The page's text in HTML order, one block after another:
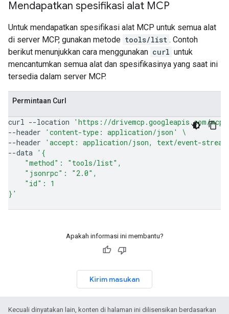
Mendapatkan spesifikasi alat MCP
Untuk mendapatkan spesifikasi alat MCP untuk semua alat
di server MCP, gunakan metode tools/list . Contoh
berikut menunjukkan cara menggunakan curl untuk
mencantumkan semua alat dan spesifikasinya yang saat ini
tersedia dalam server MCP.
Permintaan Curl
curl --location
'https://drivemcp.googleapis.com/
--header
'content-type: application/json'
\
--header
'accept: application/json, text/event-
--data '{
    "method": "tools/list",
    "jsonrpc": "2.0",
    "id": 1
}'
Apakah informasi ini membantu?
Kirim masukan
Kecuali dinyatakan lain, konten di halaman ini dilisensikan berdasarkan